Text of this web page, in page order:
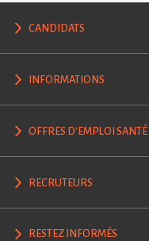
CANDIDATS
INFORMATIONS
OFFRES D'EMPLOI SANTÉ
RECRUTEURS
RESTEZ INFORMÉS